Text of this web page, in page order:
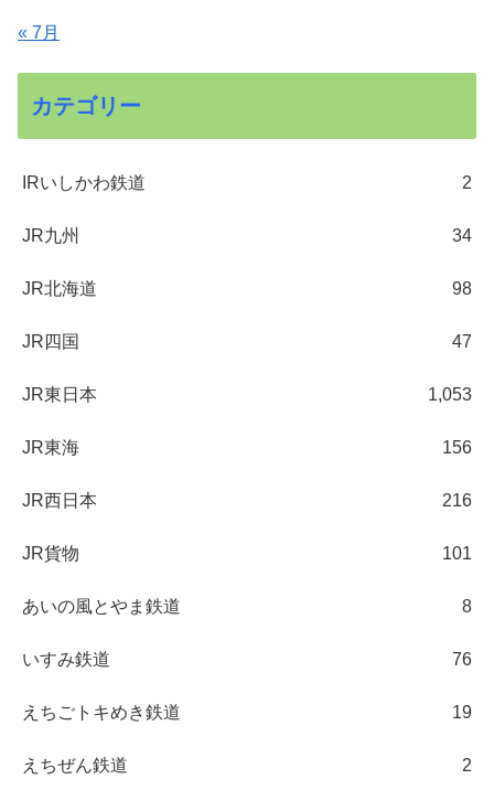
« 7月
カテゴリー
IRいしかわ鉄道 2
JR九州 34
JR北海道 98
JR四国 47
JR東日本 1,053
JR東海 156
JR西日本 216
JR貨物 101
あいの風とやま鉄道 8
いすみ鉄道 76
えちごトキめき鉄道 19
えちぜん鉄道 2